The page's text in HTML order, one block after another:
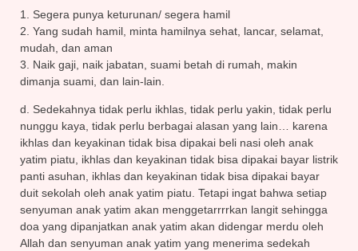
1. Segera punya keturunan/ segera hamil
2. Yang sudah hamil, minta hamilnya sehat, lancar, selamat,
mudah, dan aman
3. Naik gaji, naik jabatan, suami betah di rumah, makin
dimanja suami, dan lain-lain.
d. Sedekahnya tidak perlu ikhlas, tidak perlu yakin, tidak perlu
nunggu kaya, tidak perlu berbagai alasan yang lain… karena
ikhlas dan keyakinan tidak bisa dipakai beli nasi oleh anak
yatim piatu, ikhlas dan keyakinan tidak bisa dipakai bayar listrik
panti asuhan, ikhlas dan keyakinan tidak bisa dipakai bayar
duit sekolah oleh anak yatim piatu. Tetapi ingat bahwa setiap
senyuman anak yatim akan menggetarrrrkan langit sehingga
doa yang dipanjatkan anak yatim akan didengar merdu oleh
Allah dan senyuman anak yatim yang menerima sedekah